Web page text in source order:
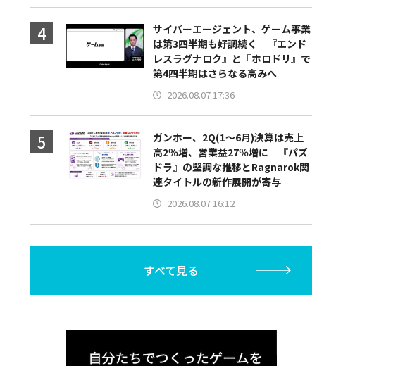
サイバーエージェント、ゲーム事業
は第3四半期も好調続く 『エンド
レスラグナロク』と『ホロドリ』で
第4四半期はさらなる高みへ
2026.08.07 17:36
ガンホー、2Q(1～6月)決算は売上
高2％増、営業益27％増に 『パズ
ドラ』の堅調な推移とRagnarok関
連タイトルの新作展開が寄与
2026.08.07 16:12
すべて見る